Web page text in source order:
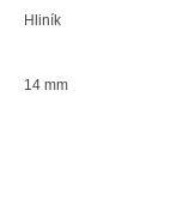
Hliník
14 mm